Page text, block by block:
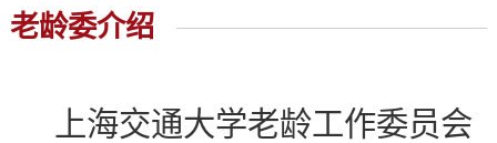
老龄委介绍
上海交通大学老龄工作委员会
绍
告
聚
策
党